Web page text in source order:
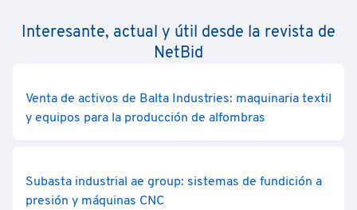
Interesante, actual y útil desde la revista de
NetBid
Venta de activos de Balta Industries: maquinaria textil
y equipos para la producción de alfombras
Subasta industrial ae group: sistemas de fundición a
presión y máquinas CNC